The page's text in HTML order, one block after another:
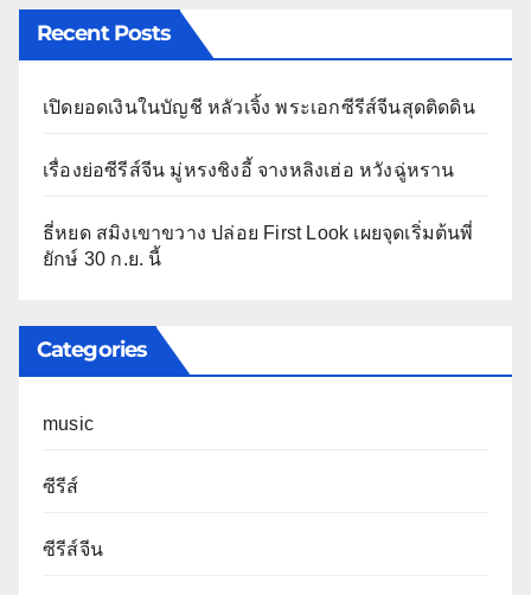
Recent Posts
เปิดยอดเงินในบัญชี หลัวเจิ้ง พระเอกซีรีส์จีนสุดติดดิน
เรื่องย่อซีรีส์จีน มู่หรงชิงอี้ จางหลิงเฮ่อ หวังฉู่หราน
ธี่หยด สมิงเขาขวาง ปล่อย First Look เผยจุดเริ่มต้นพี่
ยักษ์ 30 ก.ย. นี้
Categories
music
ซีรีส์
ซีรีส์จีน